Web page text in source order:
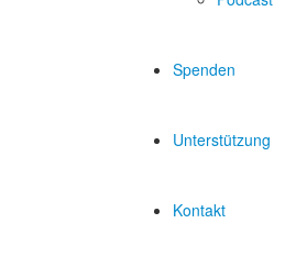
Spenden
Unterstützung
Kontakt